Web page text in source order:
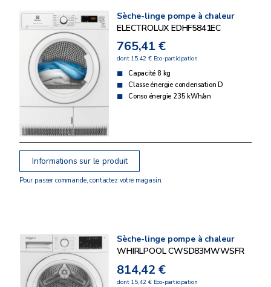
Sèche-linge pompe à chaleur
ELECTROLUX EDHF5841EC
765,41 €
dont 15,42 € Eco-participation
Capacité 8 kg
Classe énergie condensation D
Conso énergie 235 kWh/an
Informations sur le produit
Pour passer commande, contactez votre magasin.
Sèche-linge pompe à chaleur
WHIRLPOOL CWSD83MWWSFR
814,42 €
dont 15,42 € Eco-participation